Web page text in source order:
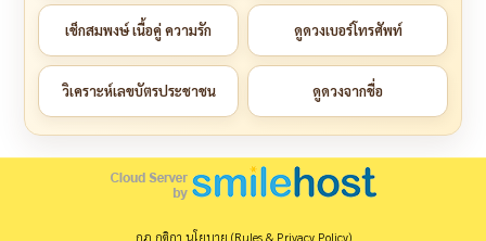
เช็กสมพงษ์ เนื้อคู่ ความรัก ดูดวงเบอร์โทรศัพท์
วิเคราะห์เลขบัตรประชาชน ดูดวงจากชื่อ
กฎ กติกา นโยบาย (Rules & Privacy Policy)